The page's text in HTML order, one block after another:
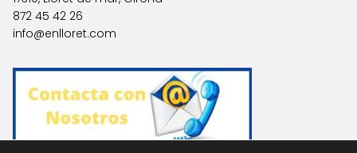
872 45 42 26
info@enlloret.com